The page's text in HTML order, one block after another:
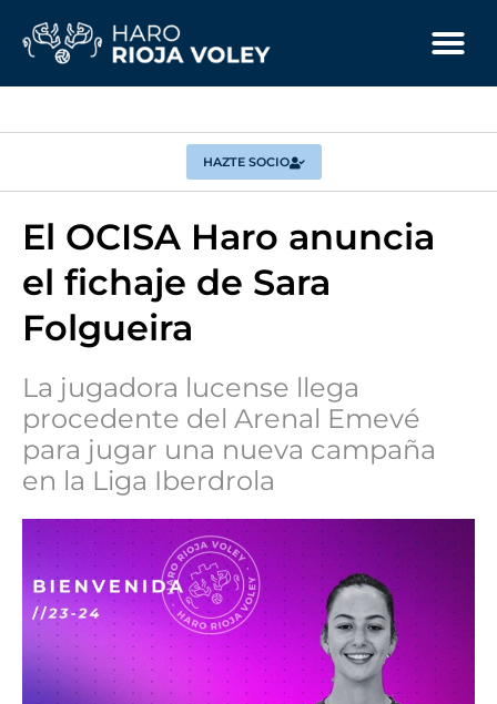
HAZTE SOCIO
El OCISA Haro anuncia
el fichaje de Sara
Folgueira
La jugadora lucense llega
procedente del Arenal Emevé
para jugar una nueva campaña
en la Liga Iberdrola